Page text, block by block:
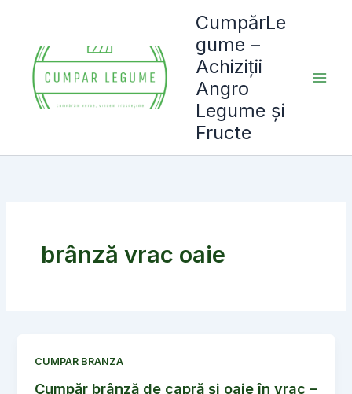
content
CumpărLe
gume –
Achiziții
Angro
Legume și
Fructe
brânză vrac oaie
CUMPAR BRANZA
Cumpăr brânză de capră și oaie în vrac –